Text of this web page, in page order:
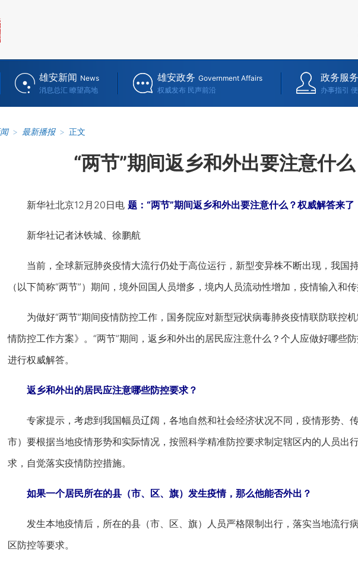
雄安新闻 News
消息总汇 瞭望高地
雄安政务 Government Affairs
权威发布 民声前沿
政务服务
办事指引
> 最新播报 > 正文
“两节”期间返乡和外出要注意什
新华社北京12月20日电 题：“两节”期间返乡和外出要注意什么？权威解答来了
新华社记者沐铁城、徐鹏航
当前，全球新冠肺炎疫情大流行仍处于高位运行，新型变异株不断出现，我国
（以下简称“两节”）期间，境外回国人员增多，境内人员流动性增加，疫情输入和
为做好“两节”期间疫情防控工作，国务院应对新型冠状病毒肺炎疫情联防联控
情防控工作方案》。“两节”期间，返乡和外出的居民应注意什么？个人应做好哪些
进行权威解答。
返乡和外出的居民应注意哪些防控要求？
专家提示，考虑到我国幅员辽阔，各地自然和社会经济状况不同，疫情形势、
市）要根据当地疫情形势和实际情况，按照科学精准防控要求制定辖区内的人员出
求，自觉落实疫情防控措施。
如果一个居民所在的县（市、区、旗）发生疫情，那么他能否外出？
发生本地疫情后，所在的县（市、区、旗）人员严格限制出行，落实当地流行
区防控等要求。